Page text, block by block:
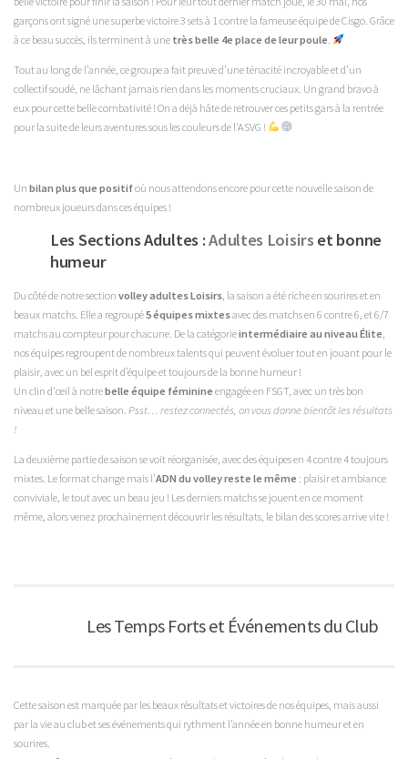
garçons ont signé une superbe victoire 3 sets à 1 contre la fameuse équipe de Cisgo. Grâce
à ce beau succès, ils terminent à une très belle 4e place de leur poule
Tout au long de l’année, ce groupe a fait preuve d’une ténacité incroyable et d’un
collectif soudé, ne lâchant jamais rien dans les moments cruciaux. Un grand bravo à
eux pour cette belle combativité ! On a déjà hâte de retrouver ces petits gars à la rentrée
pour la suite de leurs aventures sous les couleurs de l'ASVG !
Un bilan plus que positifoù nous attendons encore pour cette nouvelle saison de
nombreux joueurs dans ces équipes !
Les Sections Adultes :Adultes Loisirs et bonne
humeur
Du côté de notre section volley adultes Loisirs , la saison a été riche en sourires et en
beaux matchs. Elle a regroupé5 équipes mixtesavec des matchs en 6 contre 6, et 6/7
matchs au compteur pour chacune. De la catégorieintermédiaire au niveau Élite
nos équipes regroupent de nombreux talents qui peuvent évoluer tout en jouant pour le
plaisir, avec un bel esprit d’équipe et toujours de la bonne humeur !
Un clin d'œil à notrebelle équipe féminine engagée en FSGT, avec un très bon
niveau et une belle saison. Psst… restez connectés, on vous donne bientôt les résultats
!
La deuxième partie de saison se voit réorganisée, avec des équipes en 4 contre 4 toujours
mixtes. Le format change mais l’ADN du volley reste le même : plaisir et ambiance
conviviale, le tout avec un beau jeu ! Les derniers matchs se jouent en ce moment
même, alors venez prochainement découvrir les résultats, le bilan des scores arrive vite !
Les Temps Forts et Événements du Club
Cette saison est marquée par les beaux résultats et victoires de nos équipes, mais aussi
par la vie au club et ses événements qui rythment l’année en bonne humeur et en
sourires.